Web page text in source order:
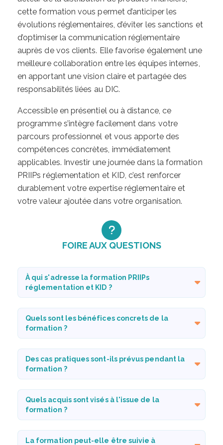
cette formation vous permet d’anticiper les
évolutions réglementaires, d’éviter les sanctions et
d’optimiser la communication réglementaire
auprès de vos clients. Elle favorise également une
meilleure collaboration entre les équipes internes,
en apportant une vision claire et partagée des
responsabilités liées au DIC.
Accessible en présentiel ou à distance, ce
programme s’intègre facilement dans votre
parcours professionnel et vous apporte des
compétences concrètes, immédiatement
applicables. Investir une journée dans la formation
PRIIPs réglementation et KID, c’est renforcer
durablement votre expertise réglementaire et
votre valeur ajoutée dans votre organisation.
FOIRE AUX QUESTIONS
À qui s'adresse la formation PRIIPs
réglementation et KID ?
Quels sont les bénéfices concrets de la
formation ?
Des cas pratiques sont-ils prévus pendant la
formation ?
Quels acquis sont visés à l'issue de la
formation ?
La formation peut-elle être suivie à